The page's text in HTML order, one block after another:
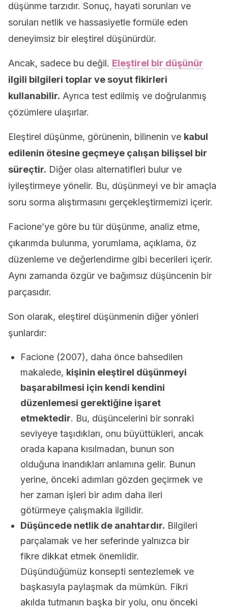
düşünme tarzıdır. Sonuç, hayati sorunları ve
soruları netlik ve hassasiyetle formüle eden
deneyimsiz bir eleştirel düşünürdür.
Ancak, sadece bu değil. Eleştirel bir düşünür
ilgili bilgileri toplar ve soyut fikirleri
kullanabilir. Ayrıca test edilmiş ve doğrulanmış
çözümlere ulaşırlar.
Eleştirel düşünme, görünenin, bilinenin ve kabul
edilenin ötesine geçmeye çalışan bilişsel bir
süreçtir. Diğer olası alternatifleri bulur ve
iyileştirmeye yönelir. Bu, düşünmeyi ve bir amaçla
soru sorma alıştırmasını gerçekleştirmemizi içerir.
Facione’ye göre bu tür düşünme, analiz etme,
çıkarımda bulunma, yorumlama, açıklama, öz
düzenleme ve değerlendirme gibi becerileri içerir.
Aynı zamanda özgür ve bağımsız düşüncenin bir
parçasıdır.
Son olarak, eleştirel düşünmenin diğer yönleri
şunlardır:
Facione (2007), daha önce bahsedilen
makalede, kişinin eleştirel düşünmeyi
başarabilmesi için kendi kendini
düzenlemesi gerektiğine işaret
etmektedir. Bu, düşüncelerini bir sonraki
seviyeye taşıdıkları, onu büyüttükleri, ancak
orada kapana kısılmadan, bunun son
olduğuna inandıkları anlamına gelir. Bunun
yerine, önceki adımları gözden geçirmek ve
her zaman işleri bir adım daha ileri
götürmeye çalışmakla ilgilidir.
Düşüncede netlik de anahtardır. Bilgileri
parçalamak ve her seferinde yalnızca bir
fikre dikkat etmek önemlidir.
Düşündüğümüz konsepti sentezlemek ve
başkasıyla paylaşmak da mümkün. Fikri
akılda tutmanın başka bir yolu, onu önceki